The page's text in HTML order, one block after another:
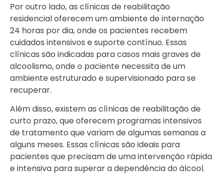
Por outro lado, as clínicas de reabilitação
residencial oferecem um ambiente de internação
24 horas por dia, onde os pacientes recebem
cuidados intensivos e suporte contínuo. Essas
clínicas são indicadas para casos mais graves de
alcoolismo, onde o paciente necessita de um
ambiente estruturado e supervisionado para se
recuperar.
Além disso, existem as clínicas de reabilitação de
curto prazo, que oferecem programas intensivos
de tratamento que variam de algumas semanas a
alguns meses. Essas clínicas são ideais para
pacientes que precisam de uma intervenção rápida
e intensiva para superar a dependência do álcool.